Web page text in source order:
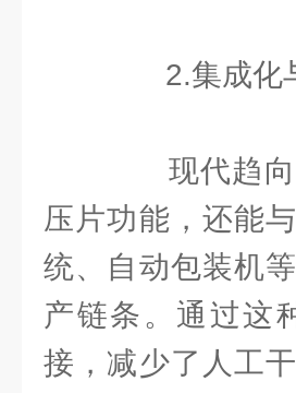
2.集成化
现代趋向
压片功能，还能
统、自动包装机
产链条。通过这
接，减少了人工